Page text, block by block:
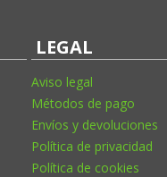
LEGAL
Aviso legal
Métodos de pago
Envíos y devoluciones
Política de privacidad
Política de cookies